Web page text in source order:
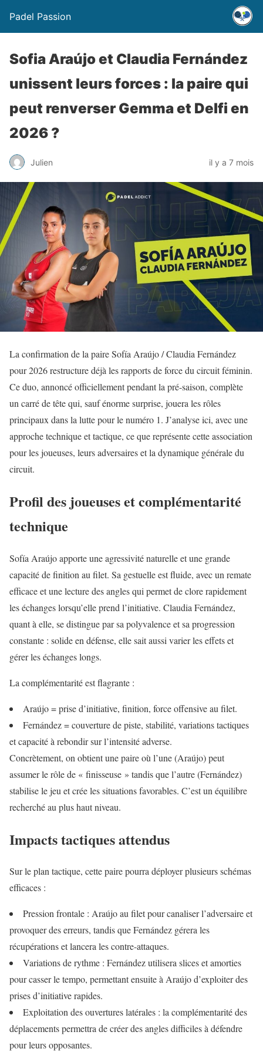
Padel Passion
Sofia Araújo et Claudia Fernández
unissent leurs forces : la paire qui
peut renverser Gemma et Delfi en
2026 ?
Julien il y a 7 mois
La confirmation de la paire Sofía Araújo / Claudia Fernández
pour 2026 restructure déjà les rapports de force du circuit féminin.
Ce duo, annoncé officiellement pendant la pré-saison, complète
un carré de tête qui, sauf énorme surprise, jouera les rôles
principaux dans la lutte pour le numéro 1. J’analyse ici, avec une
approche technique et tactique, ce que représente cette association
pour les joueuses, leurs adversaires et la dynamique générale du
circuit.
Profil des joueuses et complémentarité
technique
Sofía Araújo apporte une agressivité naturelle et une grande
capacité de finition au filet. Sa gestuelle est fluide, avec un remate
efficace et une lecture des angles qui permet de clore rapidement
les échanges lorsqu’elle prend l’initiative. Claudia Fernández,
quant à elle, se distingue par sa polyvalence et sa progression
constante : solide en défense, elle sait aussi varier les effets et
gérer les échanges longs.
La complémentarité est flagrante :
Araújo = prise d’initiative, finition, force offensive au filet.
Fernández = couverture de piste, stabilité, variations tactiques
et capacité à rebondir sur l’intensité adverse.
Concrètement, on obtient une paire où l’une (Araújo) peut
assumer le rôle de « finisseuse » tandis que l’autre (Fernández)
stabilise le jeu et crée les situations favorables. C’est un équilibre
recherché au plus haut niveau.
Impacts tactiques attendus
Sur le plan tactique, cette paire pourra déployer plusieurs schémas
efficaces :
Pression frontale : Araújo au filet pour canaliser l’adversaire et
provoquer des erreurs, tandis que Fernández gérera les
récupérations et lancera les contre-attaques.
Variations de rythme : Fernández utilisera slices et amorties
pour casser le tempo, permettant ensuite à Araújo d’exploiter des
prises d’initiative rapides.
Exploitation des ouvertures latérales : la complémentarité des
déplacements permettra de créer des angles difficiles à défendre
pour leurs opposantes.